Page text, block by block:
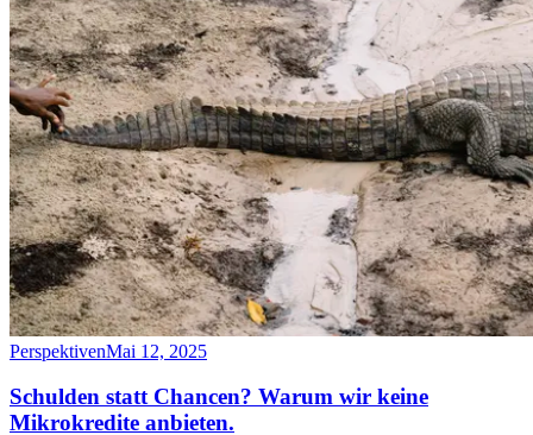
PerspektivenMai 12, 2025
Schulden statt Chancen? Warum wir keine
Mikrokredite anbieten.